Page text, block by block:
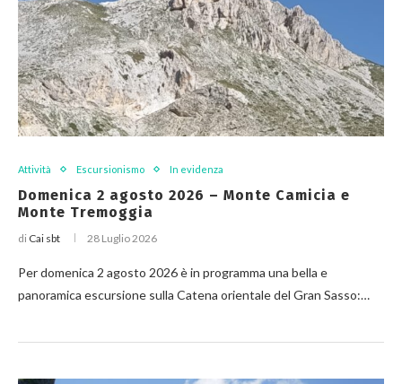
Attività Escursionismo In evidenza
Domenica 2 agosto 2026 – Monte Camicia e
Monte Tremoggia
di Cai sbt 28 Luglio 2026
Per domenica 2 agosto 2026 è in programma una bella e
panoramica escursione sulla Catena orientale del Gran Sasso:…